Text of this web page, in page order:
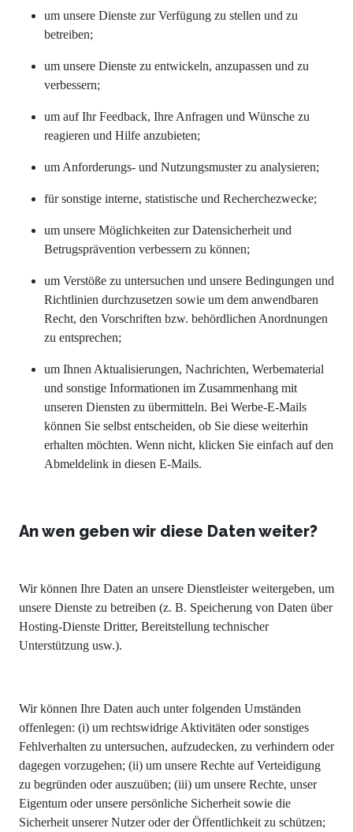
um unsere Dienste zur Verfügung zu stellen und zu
betreiben;
um unsere Dienste zu entwickeln, anzupassen und zu
verbessern;
um auf Ihr Feedback, Ihre Anfragen und Wünsche zu
reagieren und Hilfe anzubieten;
um Anforderungs- und Nutzungsmuster zu analysieren;
für sonstige interne, statistische und Recherchezwecke;
um unsere Möglichkeiten zur Datensicherheit und
Betrugsprävention verbessern zu können;
um Verstöße zu untersuchen und unsere Bedingungen und
Richtlinien durchzusetzen sowie um dem anwendbaren
Recht, den Vorschriften bzw. behördlichen Anordnungen
zu entsprechen;
um Ihnen Aktualisierungen, Nachrichten, Werbematerial
und sonstige Informationen im Zusammenhang mit
unseren Diensten zu übermitteln. Bei Werbe-E-Mails
können Sie selbst entscheiden, ob Sie diese weiterhin
erhalten möchten. Wenn nicht, klicken Sie einfach auf den
Abmeldelink in diesen E-Mails.
An wen geben wir diese Daten weiter?
Wir können Ihre Daten an unsere Dienstleister weitergeben, um
unsere Dienste zu betreiben (z. B. Speicherung von Daten über
Hosting-Dienste Dritter, Bereitstellung technischer
Unterstützung usw.).
Wir können Ihre Daten auch unter folgenden Umständen
offenlegen: (i) um rechtswidrige Aktivitäten oder sonstiges
Fehlverhalten zu untersuchen, aufzudecken, zu verhindern oder
dagegen vorzugehen; (ii) um unsere Rechte auf Verteidigung
zu begründen oder auszuüben; (iii) um unsere Rechte, unser
Eigentum oder unsere persönliche Sicherheit sowie die
Sicherheit unserer Nutzer oder der Öffentlichkeit zu schützen;